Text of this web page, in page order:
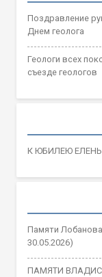
Поздравление
Днем геолога
Геологи всех
съезде геологов
К ЮБИЛЕЮ
Памяти
30.05.2026)
ПАМЯТИ